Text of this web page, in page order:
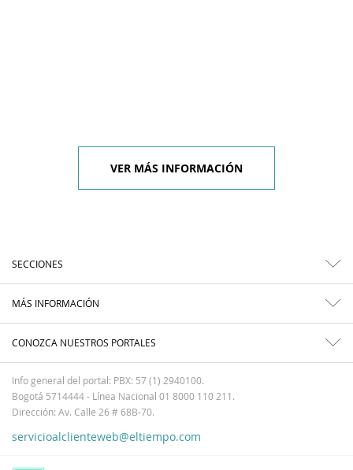
VER MÁS INFORMACIÓN
SECCIONES
MÁS INFORMACIÓN
CONOZCA NUESTROS PORTALES
Info general del portal: PBX: 57 (1) 2940100.
Bogotá 5714444 - Línea Nacional 01 8000 110 211.
Dirección: Av. Calle 26 # 68B-70.
servicioalclienteweb@eltiempo.com